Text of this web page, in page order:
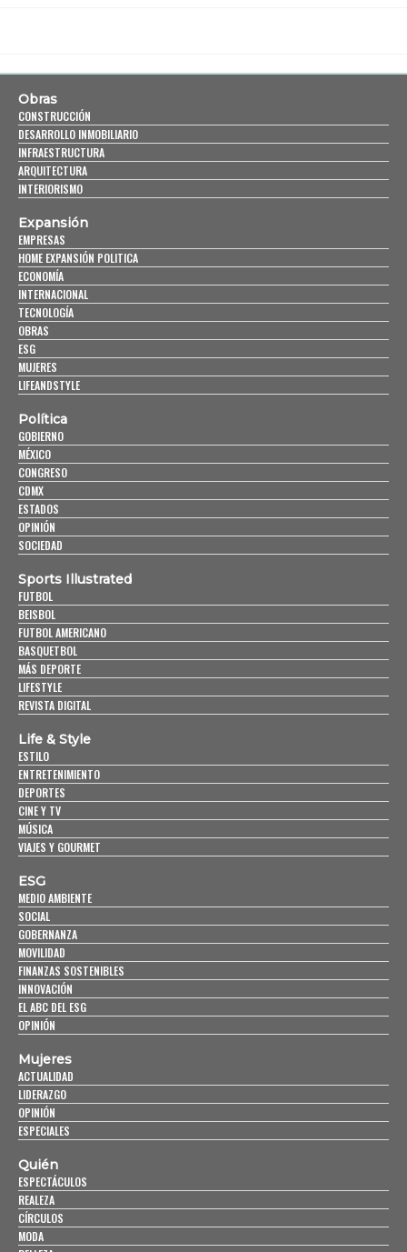
Obras
CONSTRUCCIÓN
DESARROLLO INMOBILIARIO
INFRAESTRUCTURA
ARQUITECTURA
INTERIORISMO
Expansión
EMPRESAS
HOME EXPANSIÓN POLITICA
ECONOMÍA
INTERNACIONAL
TECNOLOGÍA
OBRAS
ESG
MUJERES
LIFEANDSTYLE
Política
GOBIERNO
MÉXICO
CONGRESO
CDMX
ESTADOS
OPINIÓN
SOCIEDAD
Sports Illustrated
FUTBOL
BEISBOL
FUTBOL AMERICANO
BASQUETBOL
MÁS DEPORTE
LIFESTYLE
REVISTA DIGITAL
Life & Style
ESTILO
ENTRETENIMIENTO
DEPORTES
CINE Y TV
MÚSICA
VIAJES Y GOURMET
ESG
MEDIO AMBIENTE
SOCIAL
GOBERNANZA
MOVILIDAD
FINANZAS SOSTENIBLES
INNOVACIÓN
EL ABC DEL ESG
OPINIÓN
Mujeres
ACTUALIDAD
LIDERAZGO
OPINIÓN
ESPECIALES
Quién
ESPECTÁCULOS
REALEZA
CÍRCULOS
MODA